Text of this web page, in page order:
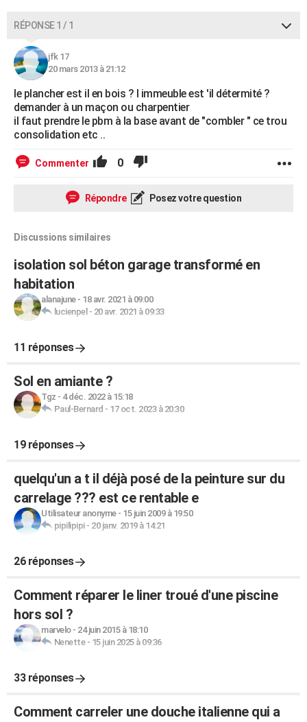
RÉPONSE 1 / 1
jfk 17
20 mars 2013 à 21:12
le plancher est il en bois ? l immeuble est 'il détermité ?
demander à un maçon ou charpentier
il faut prendre le pbm à la base avant de "combler " ce trou
consolidation etc ..
Commenter 0
Répondre Posez votre question
Discussions similaires
isolation sol béton garage transformé en
habitation
alanajune- 18 avr. 2021 à 09:00
lucienpel - 20 avr. 2021 à 09:33
11 réponses
Sol en amiante ?
Tgz - 4 déc. 2022 à 15:18
Paul-Bernard - 17 oct. 2023 à 20:30
19 réponses
quelqu'un a t il déjà posé de la peinture sur du
carrelage ??? est ce rentable e
Utilisateur anonyme- 15 juin 2009 à 19:50
pipilipipi- 20 janv. 2019 à 14:21
26 réponses
Comment réparer le liner troué d'une piscine
hors sol ?
marvelo- 24 juin 2015 à 18:10
Nenette- 15 juin 2025 à 09:36
33 réponses
Comment carreler une douche italienne qui a